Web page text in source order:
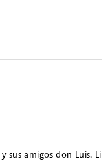
y sus amigos don Luis, Li